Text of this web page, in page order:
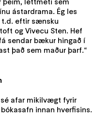
ástardrama. Ég les
t.d. eftir sænsku
og Vivecu Sten. Hef
sendar bækur hingað í
það sem maður þarf.“
sé afar mikilvægt fyrir
innan hverfisins.